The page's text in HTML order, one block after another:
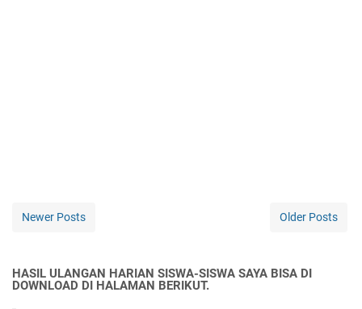
Newer Posts Older Posts
HASIL ULANGAN HARIAN SISWA-SISWA SAYA BISA DI
DOWNLOAD DI HALAMAN BERIKUT.